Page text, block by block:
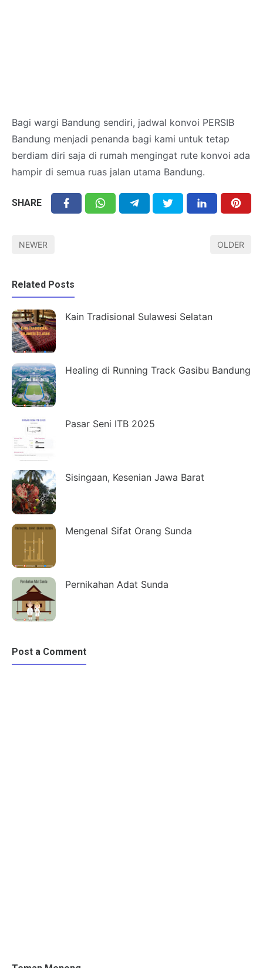
Bagi wargi Bandung sendiri, jadwal konvoi PERSIB
Bandung menjadi penanda bagi kami untuk tetap
berdiam diri saja di rumah mengingat rute konvoi ada
hampir di semua ruas jalan utama Bandung.
SHARE
NEWER OLDER
Related Posts
Kain Tradisional Sulawesi Selatan
Healing di Running Track Gasibu Bandung
Pasar Seni ITB 2025
Sisingaan, Kesenian Jawa Barat
Mengenal Sifat Orang Sunda
Pernikahan Adat Sunda
Post a Comment